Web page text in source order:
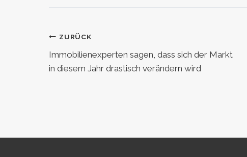
Beitragsnavigation
ZURÜCK
Immobilienexperten sagen, dass sich der Markt
in diesem Jahr drastisch verändern wird